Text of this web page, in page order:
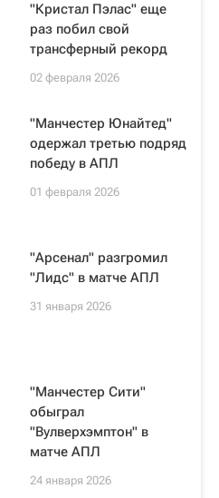
"Кристал Пэлас" еще
раз побил свой
трансферный рекорд
02 февраля 2026
"Манчестер Юнайтед"
одержал третью подряд
победу в АПЛ
01 февраля 2026
"Арсенал" разгромил
"Лидс" в матче АПЛ
31 января 2026
"Манчестер Сити"
обыграл
"Вулверхэмптон" в
матче АПЛ
24 января 2026